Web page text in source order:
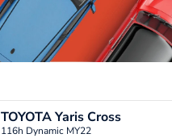
TOYOTAYaris Cross
116h Dynamic MY22